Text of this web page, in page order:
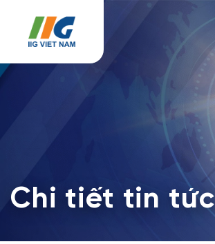
Chi tiết tin tức